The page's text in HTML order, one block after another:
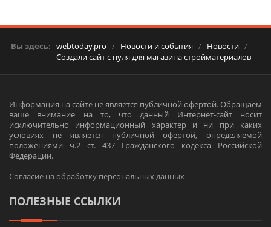
Вы здесь: webtoday.pro / Новости и события / Новости /
Создали сайт с нуля для магазина стройматериалов
Информация на сайте не является публичной офертой. Обращаем
ваше внимание на то, что данный Интернет-сайт носит
исключительно информационный характер и ни при каких
условиях не является публичной офертой, определяемой
положениями ч.2 ст. 437 Гражданского кодекса Российской
Федерации.
Согласие на обработку персональных данных
ПОЛЕЗНЫЕ ССЫЛКИ